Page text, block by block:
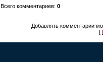
Всего комментариев: 0
Добавлять комментарии
[